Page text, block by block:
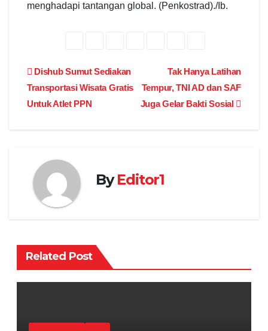
menghadapi tantangan global. (Penkostrad)./Ib.
Post
navigation
Tak Hanya Latihan
Tempur, TNI AD dan SAF
Juga Gelar Bakti Sosial
Dishub Sumut Sediakan
Transportasi Wisata Gratis
Untuk Atlet PPN
ByEditor1
Related Post